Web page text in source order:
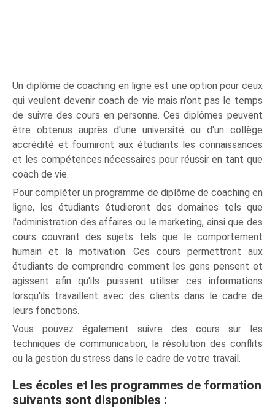
Un diplôme de coaching en ligne est une option pour ceux
qui veulent devenir coach de vie mais n'ont pas le temps
de suivre des cours en personne. Ces diplômes peuvent
être obtenus auprès d'une université ou d'un collège
accrédité et fourniront aux étudiants les connaissances
et les compétences nécessaires pour réussir en tant que
coach de vie.
Pour compléter un programme de diplôme de coaching en
ligne, les étudiants étudieront des domaines tels que
l'administration des affaires ou le marketing, ainsi que des
cours couvrant des sujets tels que le comportement
humain et la motivation. Ces cours permettront aux
étudiants de comprendre comment les gens pensent et
agissent afin qu'ils puissent utiliser ces informations
lorsqu'ils travaillent avec des clients dans le cadre de
leurs fonctions.
Vous pouvez également suivre des cours sur les
techniques de communication, la résolution des conflits
ou la gestion du stress dans le cadre de votre travail.
Les écoles et les programmes de formation
suivants sont disponibles :